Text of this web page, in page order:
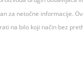
za netočne informacije.
na bilo koji način bez